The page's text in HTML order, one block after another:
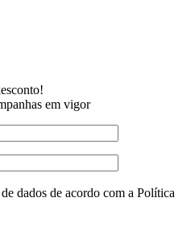
em vigor
dados de acordo com a Política